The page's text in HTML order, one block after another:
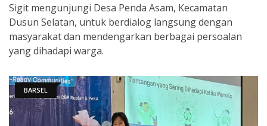
Sigit mengunjungi Desa Penda Asam, Kecamatan
Dusun Selatan, untuk berdialog langsung dengan
masyarakat dan mendengarkan berbagai persoalan
yang dihadapi warga.
BARSEL